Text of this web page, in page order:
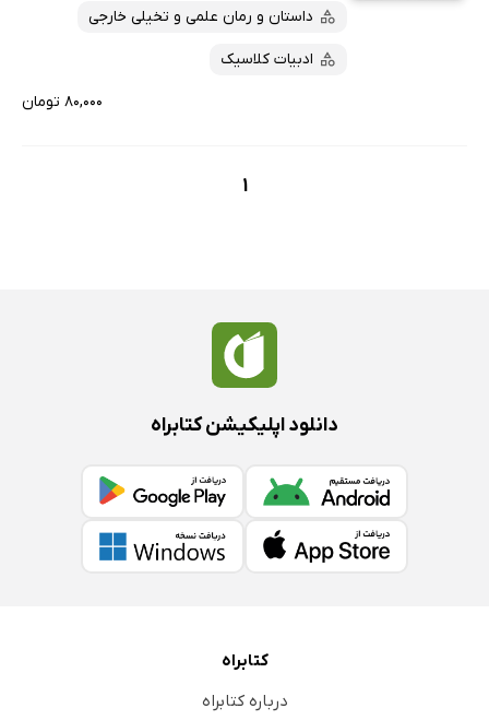
ارزان ترین‌ها
داستان و رمان علمی و تخیلی خارجی
ادبیات کلاسیک
۸۰,۰۰۰ تومان
1
دانلود اپلیکیشن کتابراه
کتابراه
درباره کتابراه